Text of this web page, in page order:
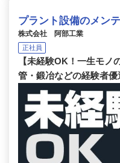
プラント設備のメン
株式会社 阿部工業
正社員
【未経験OK！一生モノ
管・鍛冶などの経験者優